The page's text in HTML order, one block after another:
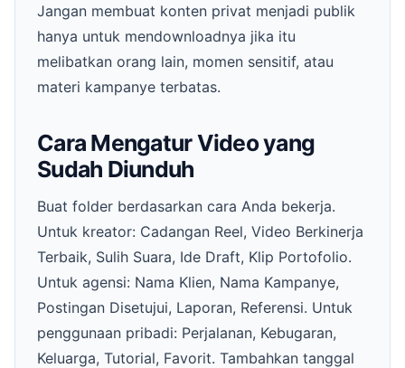
Jangan membuat konten privat menjadi publik
hanya untuk mendownloadnya jika itu
melibatkan orang lain, momen sensitif, atau
materi kampanye terbatas.
Cara Mengatur Video yang
Sudah Diunduh
Buat folder berdasarkan cara Anda bekerja.
Untuk kreator: Cadangan Reel, Video Berkinerja
Terbaik, Sulih Suara, Ide Draft, Klip Portofolio.
Untuk agensi: Nama Klien, Nama Kampanye,
Postingan Disetujui, Laporan, Referensi. Untuk
penggunaan pribadi: Perjalanan, Kebugaran,
Keluarga, Tutorial, Favorit. Tambahkan tanggal